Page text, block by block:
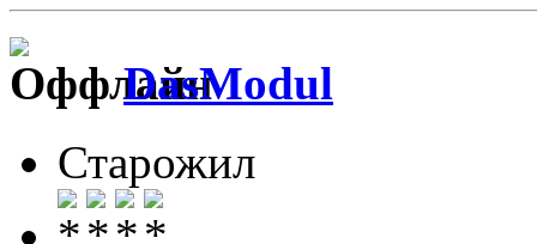
DasModul
Старожил